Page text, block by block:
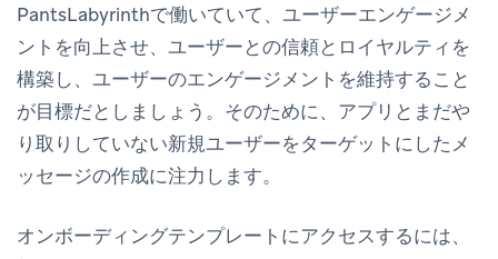
PantsLabyrinthで働いていて、ユーザーエンゲージメ
ントを向上させ、ユーザーとの信頼とロイヤルティを
構築し、ユーザーのエンゲージメントを維持すること
が目標だとしましょう。そのために、アプリとまだや
り取りしていない新規ユーザーをターゲットにしたメ
ッセージの作成に注力します。
オンボーディングテンプレートにアクセスするには、